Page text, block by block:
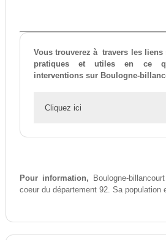
Vous trouverez à travers les liens
pratiques et utiles en ce
interventions sur Boulogne-
Cliquez ici
Pour information, Boulogne-
coeur du département 92. Sa population